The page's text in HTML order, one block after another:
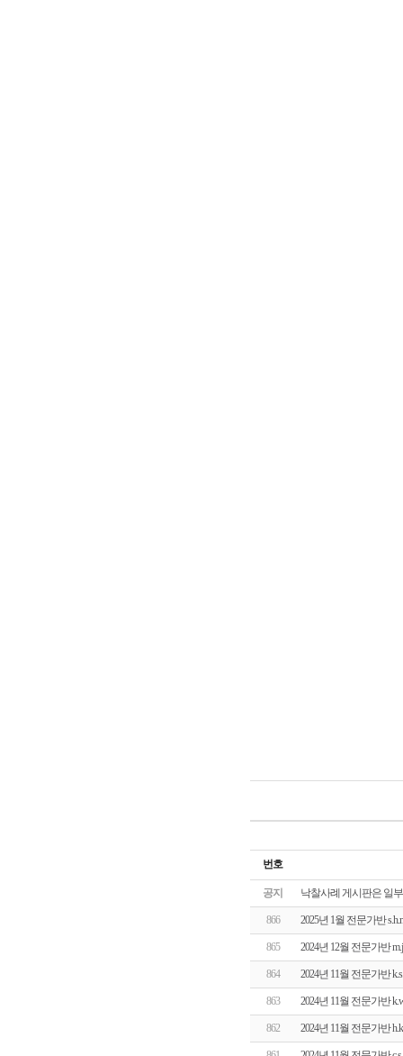
번호
공지 낙찰사례 게시판은 일
866 2025년 1월 전문가반
865 2024년 12월 전문가반
864 2024년 11월 전문가반
863 2024년 11월 전문가반
862 2024년 11월 전문가반